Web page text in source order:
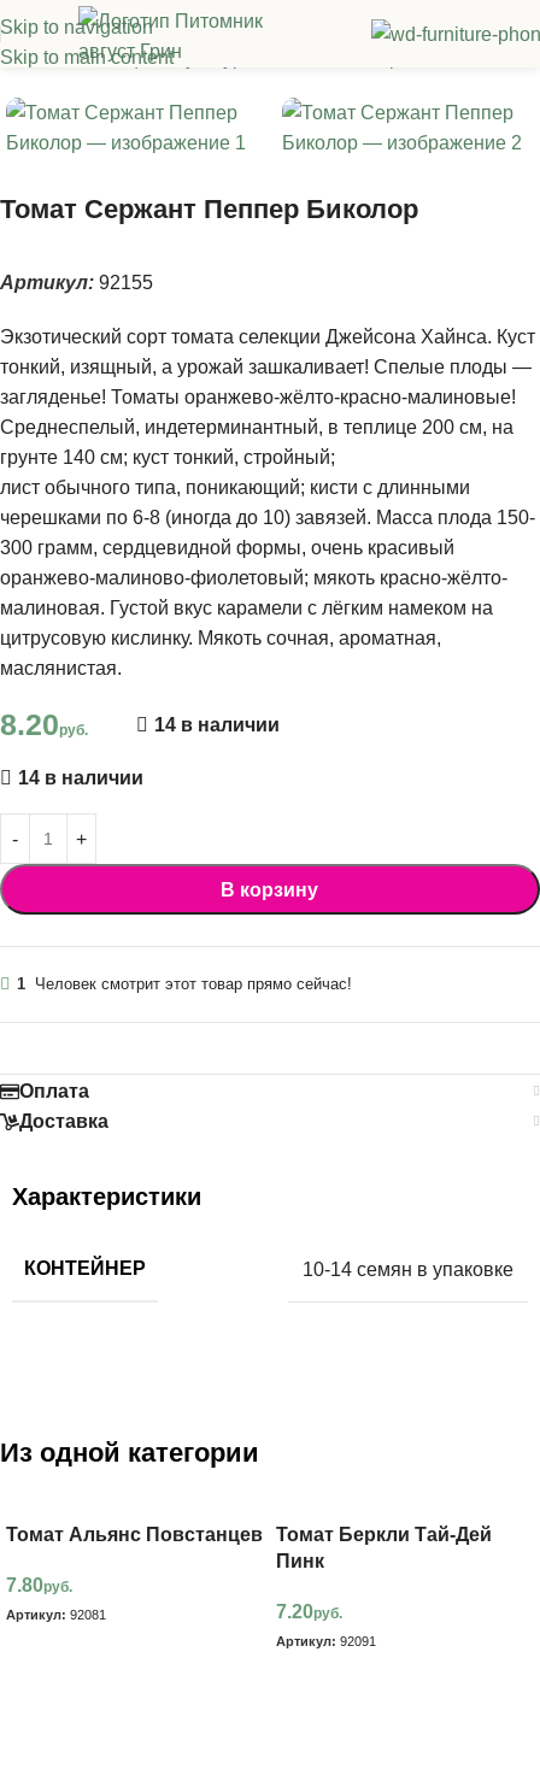
Skip to navigation
Skip to main content
/Семена овощных культур
Томат Сержант Пеппер Биколор
Артикул: 92155
Экзотический сорт томата селекции Джейсона Хайнса. Куст
тонкий, изящный, а урожай зашкаливает! Спелые плоды —
загляденье! Томаты оранжево-жёлто-красно-малиновые!
Среднеспелый, индетерминантный, в теплице 200 см, на
грунте 140 см; куст тонкий, стройный;
лист обычного типа, поникающий; кисти с длинными
черешками по 6-8 (иногда до 10) завязей. Масса плода 150-
300 грамм, сердцевидной формы, очень красивый
оранжево-малиново-фиолетовый; мякоть красно-жёлто-
малиновая. Густой вкус карамели с лёгким намеком на
цитрусовую кислинку. Мякоть сочная, ароматная,
маслянистая.
8.20руб. 14 в наличии
14 в наличии
В корзину
1 Человек смотрит этот товар прямо сейчас!
Оплата
Доставка
Характеристики
КОНТЕЙНЕР 10-14 семян в упаковке
Из одной категории
Томат Альянс Повстанцев
7.80руб.
Артикул: 92081
Томат Беркли Тай-Дей
Пинк
7.20руб.
Артикул: 92091